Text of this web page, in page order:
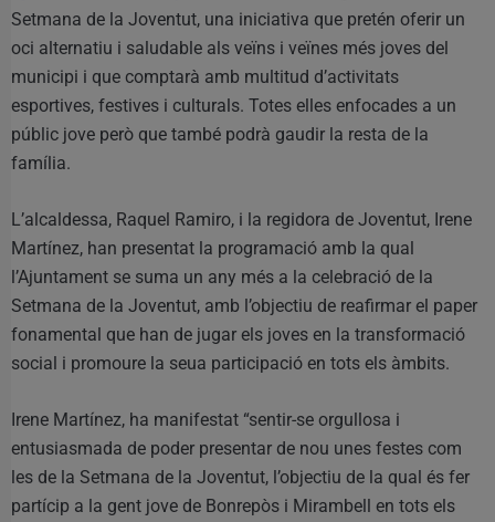
Setmana de la Joventut, una iniciativa que pretén oferir un
oci alternatiu i saludable als veïns i veïnes més joves del
municipi i que comptarà amb multitud d’activitats
esportives, festives i culturals. Totes elles enfocades a un
públic jove però que també podrà gaudir la resta de la
família.
L’alcaldessa, Raquel Ramiro, i la regidora de Joventut, Irene
Martínez, han presentat la programació amb la qual
l’Ajuntament se suma un any més a la celebració de la
Setmana de la Joventut, amb l’objectiu de reafirmar el paper
fonamental que han de jugar els joves en la transformació
social i promoure la seua participació en tots els àmbits.
Irene Martínez, ha manifestat “sentir-se orgullosa i
entusiasmada de poder presentar de nou unes festes com
les de la Setmana de la Joventut, l’objectiu de la qual és fer
partícip a la gent jove de Bonrepòs i Mirambell en tots els